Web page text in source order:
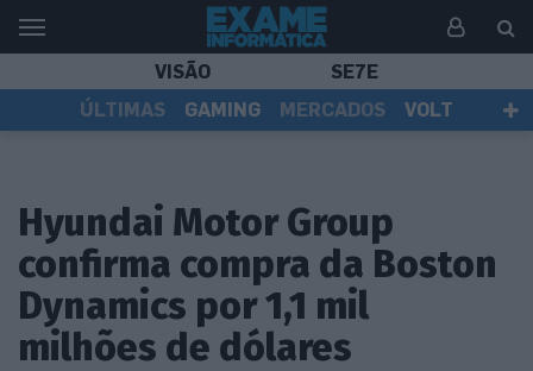
VISÃO
SE7E
ÚLTIMAS
GAMING MERCADOS
VOLT
Hyundai Motor Group
confirma compra da Boston
Dynamics por 1,1 mil
milhões de dólares